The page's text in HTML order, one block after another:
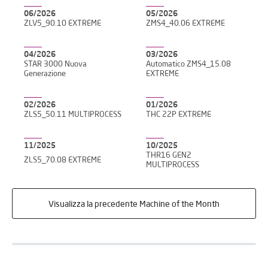
06/2026
ZLV5_90.10 EXTREME
05/2026
ZMS4_40.06 EXTREME
04/2026
STAR 3000 Nuova
Generazione
03/2026
Automatico ZMS4_15.08
EXTREME
02/2026
ZLS5_50.11 MULTIPROCESS
01/2026
THC 22P EXTREME
11/2025
ZLS5_70.08 EXTREME
10/2025
THR16 GEN2
MULTIPROCESS
Visualizza la precedente Machine of the Month